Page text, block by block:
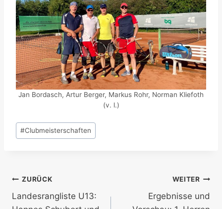
Jan Bordasch, Artur Berger, Markus Rohr, Norman Kliefoth
(v. l.)
Schlagworte:
#Clubmeisterschaften
Beitragsnavigation
ZURÜCK
Landesrangliste U13:
WEITER
Ergebnisse und